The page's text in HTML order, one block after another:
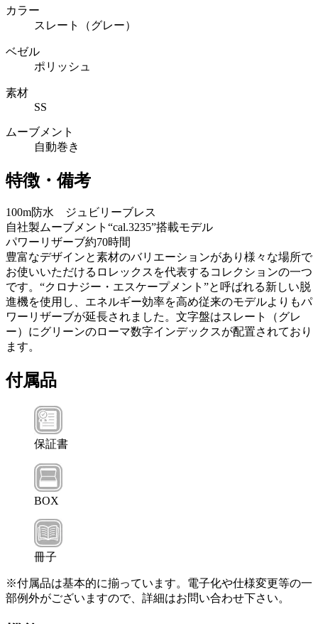
カラー
スレート（グレー）
ベゼル
ポリッシュ
素材
SS
ムーブメント
自動巻き
特徴・備考
100m防水 ジュビリーブレス
自社製ムーブメント“cal.3235”搭載モデル
パワーリザーブ約70時間
豊富なデザインと素材のバリエーションがあり様々な場所で
お使いいただけるロレックスを代表するコレクションの一つ
です。“クロナジー・エスケープメント”と呼ばれる新しい脱
進機を使用し、エネルギー効率を高め従来のモデルよりもパ
ワーリザーブが延長されました。文字盤はスレート（グレ
ー）にグリーンのローマ数字インデックスが配置されており
ます。
付属品
保証書
BOX
冊子
※付属品は基本的に揃っています。電子化や仕様変更等の一
部例外がございますので、詳細はお問い合わせ下さい。